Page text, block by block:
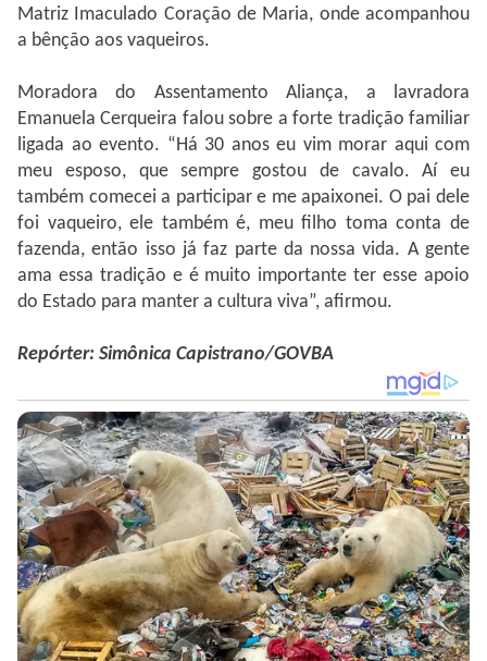
Matriz Imaculado Coração de Maria, onde acompanhou
a bênção aos vaqueiros.
Moradora do Assentamento Aliança, a lavradora
Emanuela Cerqueira falou sobre a forte tradição familiar
ligada ao evento. “Há 30 anos eu vim morar aqui com
meu esposo, que sempre gostou de cavalo. Aí eu
também comecei a participar e me apaixonei. O pai dele
foi vaqueiro, ele também é, meu filho toma conta de
fazenda, então isso já faz parte da nossa vida. A gente
ama essa tradição e é muito importante ter esse apoio
do Estado para manter a cultura viva”, afirmou.
Repórter: Simônica Capistrano/GOVBA